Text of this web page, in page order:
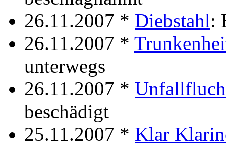
26.11.2007 * Diebstahl:
26.11.2007 *
unterwegs
26.11.2007 *
beschädigt
25.11.2007 * Klar